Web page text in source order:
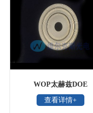
WOP太赫兹DOE
查看详情+